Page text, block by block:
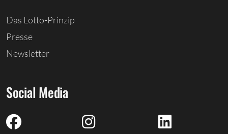
Das Lotto-Prinzip
Presse
Newsletter
Social Media